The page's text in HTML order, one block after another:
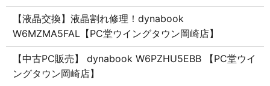
【液晶交換】液晶割れ修理！dynabook
W6MZMA5FAL【PC堂ウイングタウン岡崎店】
【中古PC販売】 dynabook W6PZHU5EBB 【PC堂ウイ
ングタウン岡崎店】